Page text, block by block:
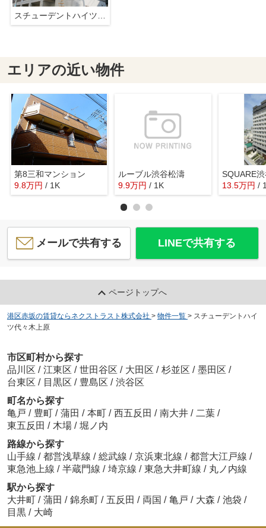
エリアの近い物件
第8三和マンション
9.8万円 / 1K
ルーブル渋谷松濤
9.9万円 / 1K
SQUARE
13.5万円 /
メールで共有する LINEで共有する
ページトップへ
港区赤坂の賃貸ならネクストラスト株式会社 > 物件一覧 > スチューデントハイ
ツ代々木上原
市区町村から探す
品川区 / 江東区 / 世田谷区 / 大田区 / 杉並区 / 墨田区 /
台東区 / 目黒区 / 豊島区 / 渋谷区
町名から探す
亀戸 / 豊町 / 蒲田 / 本町 / 西五反田 / 南大井 / 二葉 /
東五反田 / 木場 / 堀ノ内
路線から探す
山手線 / 都営浅草線 / 総武線 / 京浜東北線 / 都営大江戸線 /
東急池上線 / 半蔵門線 / 埼京線 / 東急大井町線 / 丸ノ内線
駅から探す
大井町 / 蒲田 / 錦糸町 / 五反田 / 両国 / 亀戸 / 大森 / 池袋 /
目黒 / 大崎